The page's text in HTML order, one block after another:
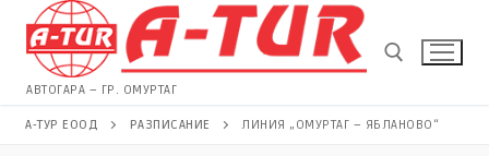
Пропуснете
към
съдържанието
АВТОГАРА – ГР. ОМУРТАГ
А-ТУР ЕООД РАЗПИСАНИЕ ЛИНИЯ „ОМУРТАГ – ЯБЛАНОВО“